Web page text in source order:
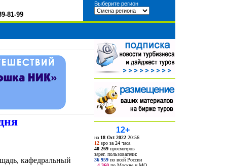
81-99
Выберите регион
кафедральный
12+
на 18 Oct 2022 20:56
12 spo за 24 часа
40 269 просмотров
зарег. пользователи:
36 959 по всей России